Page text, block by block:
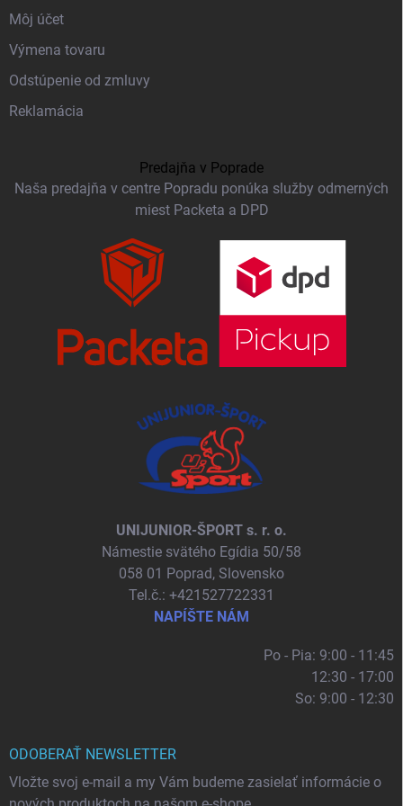
Môj účet
Výmena tovaru
Odstúpenie od zmluvy
Reklamácia
Predajňa v Poprade
Naša predajňa v centre Popradu ponúka služby odmerných
miest Packeta a DPD
UNIJUNIOR-ŠPORT s. r. o.
Námestie svätého Egídia 50/58
058 01 Poprad, Slovensko
Tel.č.: +421527722331
NAPÍŠTE NÁM
Po - Pia: 9:00 - 11:45
12:30 - 17:00
So: 9:00 - 12:30
ODOBERAŤ NEWSLETTER
Vložte svoj e-mail a my Vám budeme zasielať informácie o